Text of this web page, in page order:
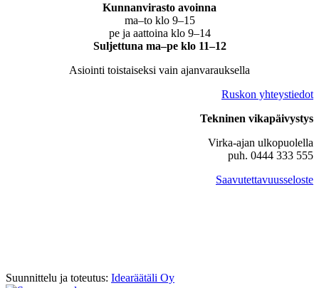
Kunnanvirasto avoinna
ma–to klo 9–15
pe ja aattoina klo 9–14
Suljettuna ma–pe klo 11–12
Asiointi toistaiseksi vain ajanvarauksella
Ruskon yhteystiedot
Tekninen vikapäivystys
Virka-ajan ulkopuolella
puh. 0444 333 555
Saavutettavuusseloste
Suunnittelu ja toteutus: Idearäätäli Oy